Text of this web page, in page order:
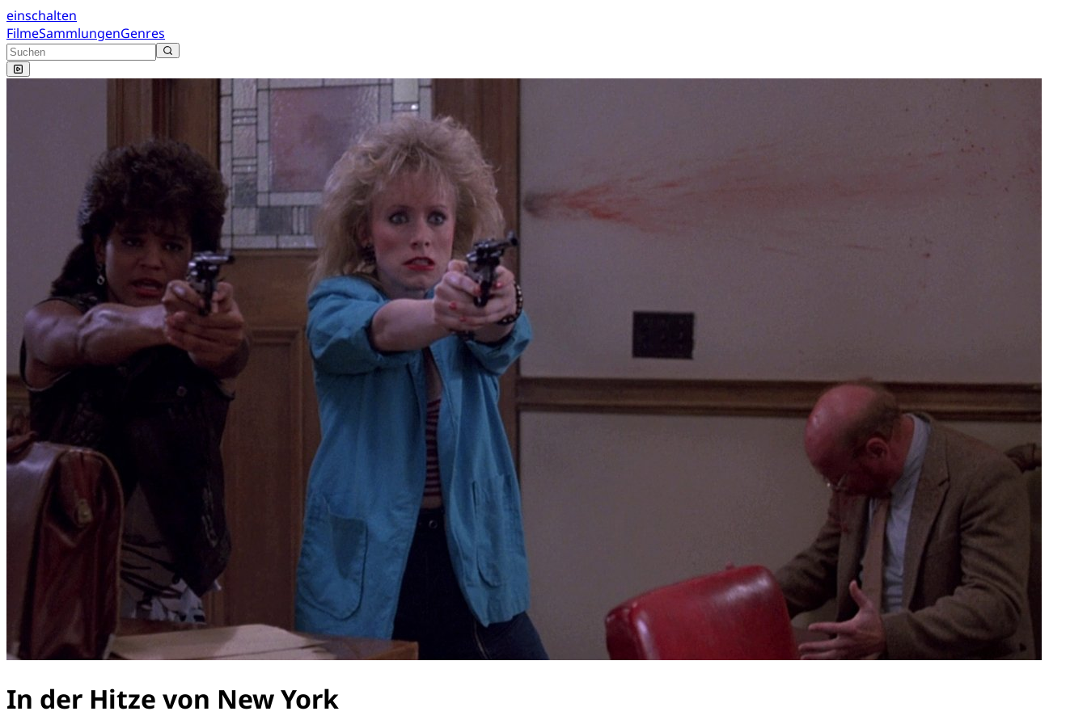
einschalten
FilmeSammlungenGenres
In der Hitze von New York